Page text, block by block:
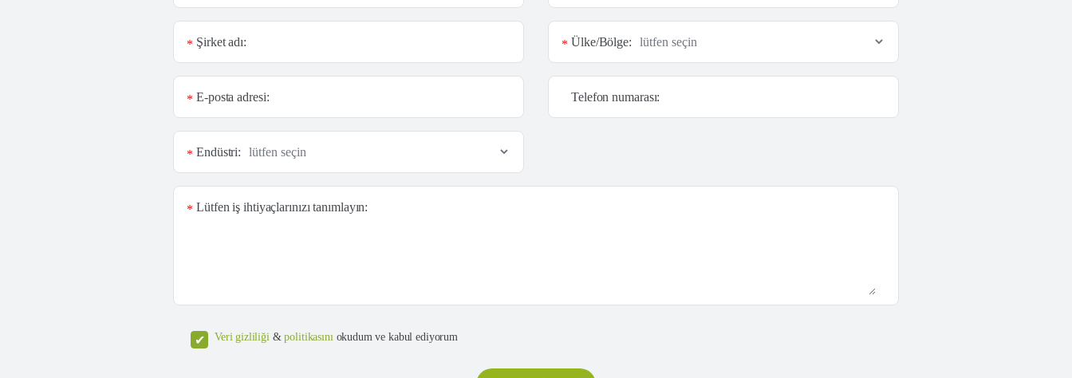
Şirket adı:
* Ülke/Bölge:
*
E-posta adresi:
* Telefon numarası:
Endüstri:
*
Lütfen iş ihtiyaçlarınızı tanımlayın:
*
Veri gizliliği&politikasınıokudum ve kabul ediyorum